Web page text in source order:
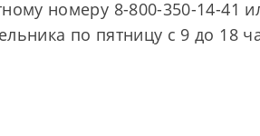
номеру 8-800-350-14-
по пятницу с 9 до 18